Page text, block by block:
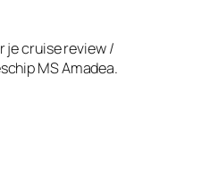
je cruise review /
MS Amadea.